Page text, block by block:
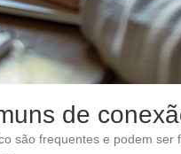
de
são frequentes e podem ser